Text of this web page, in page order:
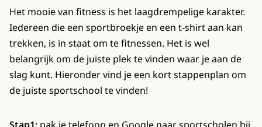
Het mooie van fitness is het laagdrempelige karakter.
Iedereen die een sportbroekje en een t-shirt aan kan
trekken, is in staat om te fitnessen. Het is wel
belangrijk om de juiste plek te vinden waar je aan de
slag kunt. Hieronder vind je een kort stappenplan om
de juiste sportschool te vinden!